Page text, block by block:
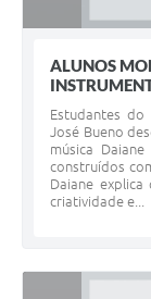
ALUNOS
Estudantes
José Bueno
música
construídos
Daiane
criatividade e...